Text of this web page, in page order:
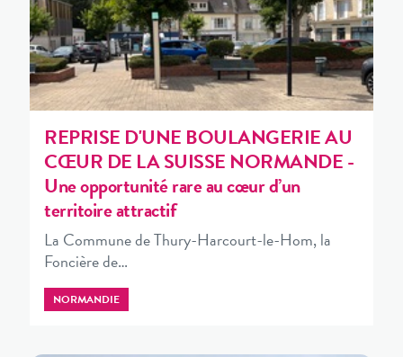
REPRISE D'UNE BOULANGERIE AU
CŒUR DE LA SUISSE NORMANDE -
Une opportunité rare au cœur d’un
territoire attractif
La Commune de Thury-Harcourt-le-Hom, la
Foncière de…
NORMANDIE